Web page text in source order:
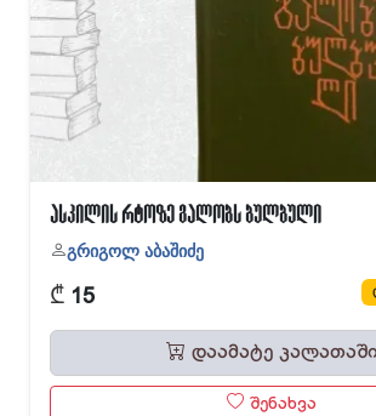
ასკილის რტოზე გალობს ბულბული
გრიგოლ აბაშიძე
₾ 15
დაამატე კალათაში
შენახვა